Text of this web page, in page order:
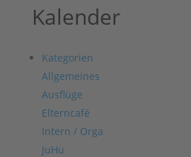
Kalender
Kategorien
Allgemeines
Ausflüge
Elterncafé
Intern / Orga
JuHu